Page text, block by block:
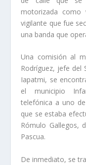
motorizada
vigilante que fue
una banda que
Una comisión al
Rodríguez, jefe del
Iapatmi, se
el municipio
telefónica a uno
que se estaba
Rómulo Gallegos,
Pascua.
De inmediato, se